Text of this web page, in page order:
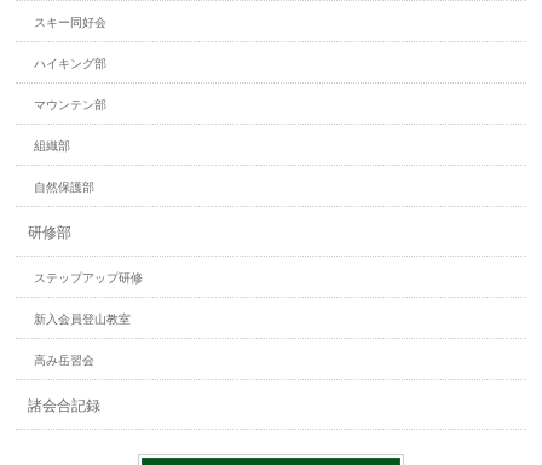
スキー同好会
ハイキング部
マウンテン部
組織部
自然保護部
研修部
ステップアップ研修
新入会員登山教室
高み岳習会
諸会合記録